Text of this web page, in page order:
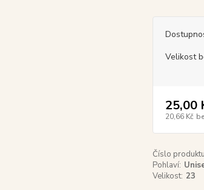
Velikost
25,00
20,66 Kč
Číslo
Pohlaví:
Velikost: 23